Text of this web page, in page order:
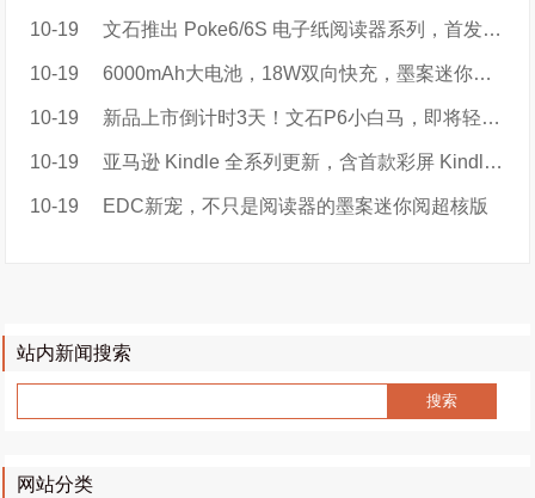
10-19 文石推出 Poke6/6S 电子纸阅读器系列，首发 899 元起
10-19 6000mAh大电池，18W双向快充，墨案迷你阅超核版开启电子书新赛道
10-19 ​新品上市倒计时3天！文石P6小白马，即将轻盈登场！
10-19 亚马逊 Kindle 全系列更新，含首款彩屏 Kindle Colorsoft
10-19 EDC新宠，不只是阅读器的墨案迷你阅超核版
站内新闻搜索
网站分类